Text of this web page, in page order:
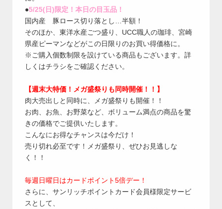
●5/25(日)限定！本日の目玉品！
国内産 豚ロース切り落とし…半額！
そのほか、東洋水産ごつ盛り、UCC職人の珈琲、宮崎
県産ピーマンなどがこの日限りのお買い得価格に。
※ご購入個数制限を設けている商品もございます。詳
しくはチラシをご確認ください。
【週末大特価！メガ盛祭りも同時開催！！】
肉大売出しと同時に、メガ盛祭りも開催！！
お肉、お魚、お野菜など、ボリューム満点の商品を驚
きの価格でご提供いたします。
こんなにお得なチャンスは今だけ！
売り切れ必至です！メガ盛祭り、ぜひお見逃しな
く！！
毎週日曜日はカードポイント5倍デー！
さらに、サンリッチポイントカード会員様限定サービ
スとして、